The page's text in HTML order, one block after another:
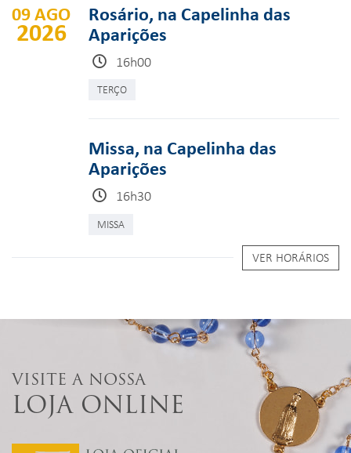
09 AGO
2026
Rosário, na Capelinha das
Aparições
16h00
TERÇO
Missa, na Capelinha das
Aparições
16h30
MISSA
VER HORÁRIOS
VISITE A NOSSA
LOJA ONLINE